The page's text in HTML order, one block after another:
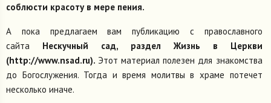
соблюсти красоту в мере пения.
А пока предлагаем вам публикацию с православного
сайта Нескучный сад, раздел Жизнь в Церкви
(http://www.nsad.ru). Этот материал полезен для знакомства
до Богослужения. Тогда и время молитвы в храме потечет
несколько иначе.